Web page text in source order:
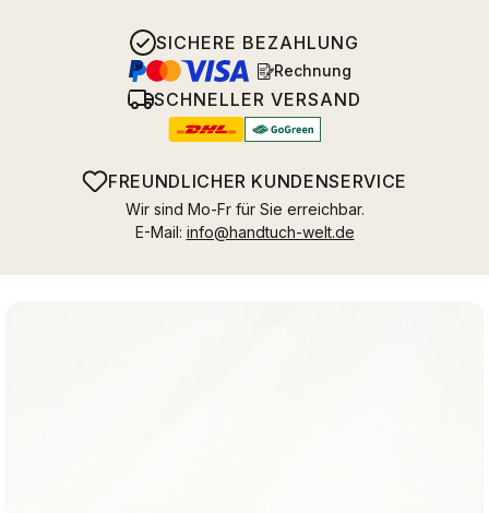
SICHERE BEZAHLUNG
Rechnung
SCHNELLER VERSAND
FREUNDLICHER KUNDENSERVICE
Wir sind Mo-Fr für Sie erreichbar.
E-Mail: info@handtuch-welt.de